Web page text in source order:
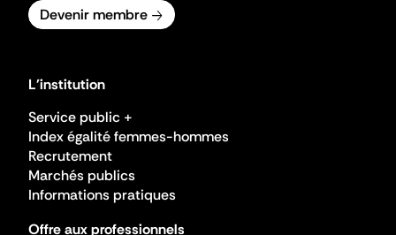
Devenir membre
L'institution
Service public +
Index égalité femmes-hommes
Recrutement
Marchés publics
Informations pratiques
Offre aux professionnels